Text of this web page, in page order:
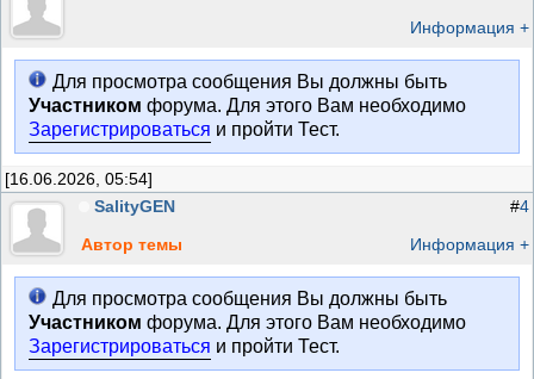
Информация +
Для просмотра сообщения Вы должны быть
Участником форума. Для этого Вам необходимо
Зарегистрироваться и пройти Тест.
[16.06.2026, 05:54]
SalityGEN
Автор темы
#4
Информация +
Для просмотра сообщения Вы должны быть
Участником форума. Для этого Вам необходимо
Зарегистрироваться и пройти Тест.